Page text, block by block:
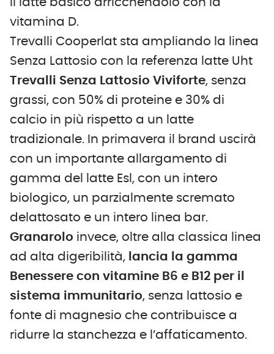
il latte basico arricchendolo con la
vitamina D.
Trevalli Cooperlat sta ampliando la linea
Senza Lattosio con la referenza latte Uht
Trevalli Senza Lattosio Viviforte, senza
grassi, con 50% di proteine e 30% di
calcio in più rispetto a un latte
tradizionale. In primavera il brand uscirà
con un importante allargamento di
gamma del latte Esl, con un intero
biologico, un parzialmente scremato
delattosato e un intero linea bar.
Granarolo invece, oltre alla classica linea
ad alta digeribilità, lancia la gamma
Benessere con vitamine B6 e B12 per il
sistema immunitario, senza lattosio e
fonte di magnesio che contribuisce a
ridurre la stanchezza e l’affaticamento.